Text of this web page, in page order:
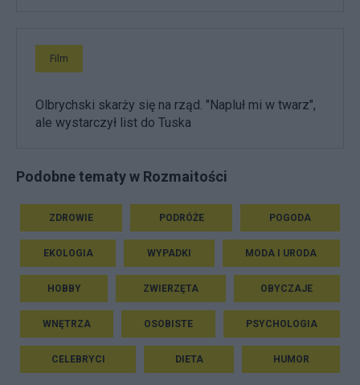
Film
Olbrychski skarży się na rząd. "Napluł mi w twarz",
ale wystarczył list do Tuska
Podobne tematy w Rozmaitości
ZDROWIE PODRÓŻE POGODA
EKOLOGIA WYPADKI MODA I URODA
HOBBY ZWIERZĘTA OBYCZAJE
WNĘTRZA OSOBISTE PSYCHOLOGIA
CELEBRYCI DIETA HUMOR